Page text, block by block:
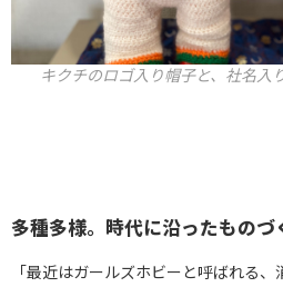
キクチのロゴ入り帽子と、社名入
多種多様。時代に沿ったものづ
「最近はガールズホビーと呼ばれる